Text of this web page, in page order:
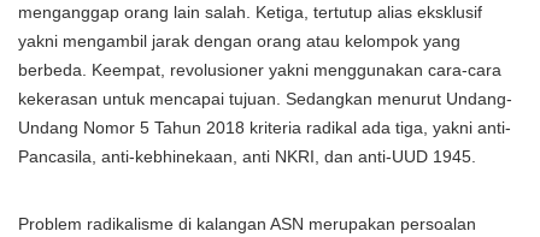
menganggap orang lain salah. Ketiga, tertutup alias eksklusif
yakni mengambil jarak dengan orang atau kelompok yang
berbeda. Keempat, revolusioner yakni menggunakan cara-cara
kekerasan untuk mencapai tujuan. Sedangkan menurut Undang-
Undang Nomor 5 Tahun 2018 kriteria radikal ada tiga, yakni anti-
Pancasila, anti-kebhinekaan, anti NKRI, dan anti-UUD 1945.
Problem radikalisme di kalangan ASN merupakan persoalan